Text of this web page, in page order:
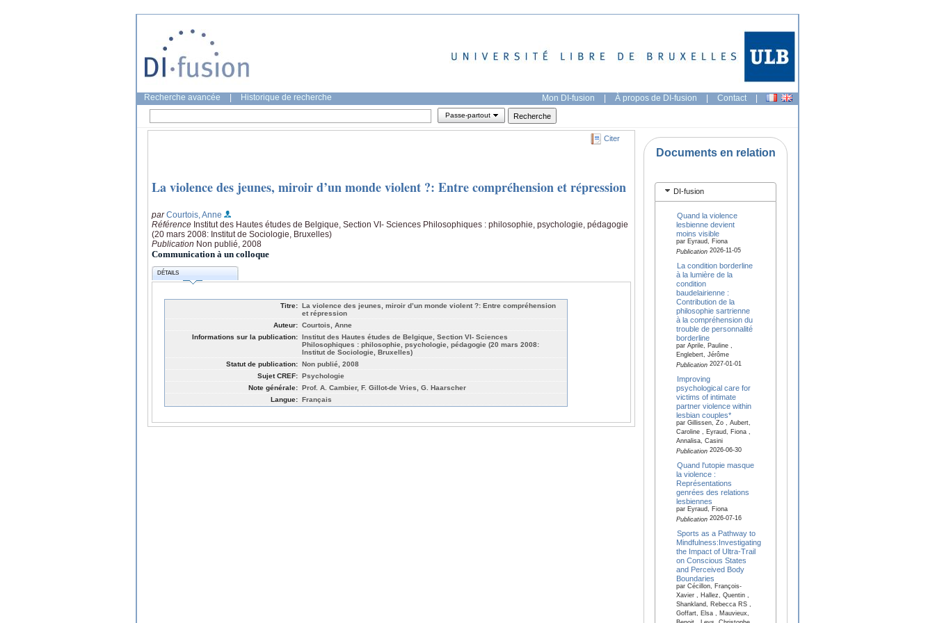
Recherche avancée Historique de recherche Mon DI-fusion | À propos de DI-fusion | Contact |
Passe-partout
Citer
La violence des jeunes, miroir d’un monde violent ?: Entre compréhension et répression
parCourtois, Anne
Référence Institut des Hautes études de Belgique, Section VI- Sciences Philosophiques : philosophie, psychologie, pédagogie
(20 mars 2008: Institut de Sociologie, Bruxelles)
Publication Non publié, 2008
Communication à un colloque
DÉTAILS
Titre: La violence des jeunes, miroir d’un monde violent ?: Entre compréhension
et répression
Auteur: Courtois, Anne
Informations sur la publication: Institut des Hautes études de Belgique, Section VI- Sciences
Philosophiques : philosophie, psychologie, pédagogie (20 mars 2008:
Institut de Sociologie, Bruxelles)
Statut de publication: Non publié, 2008
Sujet CREF: Psychologie
Note générale: Prof. A. Cambier, F. Gillot-de Vries, G. Haarscher
Langue: Français
Documents en relation
DI-fusion
Quand la violence
lesbienne devient
moins visible
par Eyraud, Fiona
Publication2026-11-05
La condition borderline
à la lumière de la
condition
baudelairienne :
Contribution de la
philosophie sartrienne
à la compréhension du
trouble de personnalité
borderline
par Aprile, Pauline ,
Englebert, Jérôme
Publication2027-01-01
Improving
psychological care for
victims of intimate
partner violence within
lesbian couples*
par Gillissen, Zo , Aubert,
Caroline , Eyraud, Fiona ,
Annalisa, Casini
Publication2026-06-30
Quand l'utopie masque
la violence :
Représentations
genrées des relations
lesbiennes
par Eyraud, Fiona
Publication2026-07-16
Sports as a Pathway to
Mindfulness:Investigating
the Impact of Ultra-Trail
on Conscious States
and Perceived Body
Boundaries
par Cécillon, François-
Xavier , Hallez, Quentin ,
Shankland, Rebecca RS ,
Goffart, Elsa , Mauvieux,